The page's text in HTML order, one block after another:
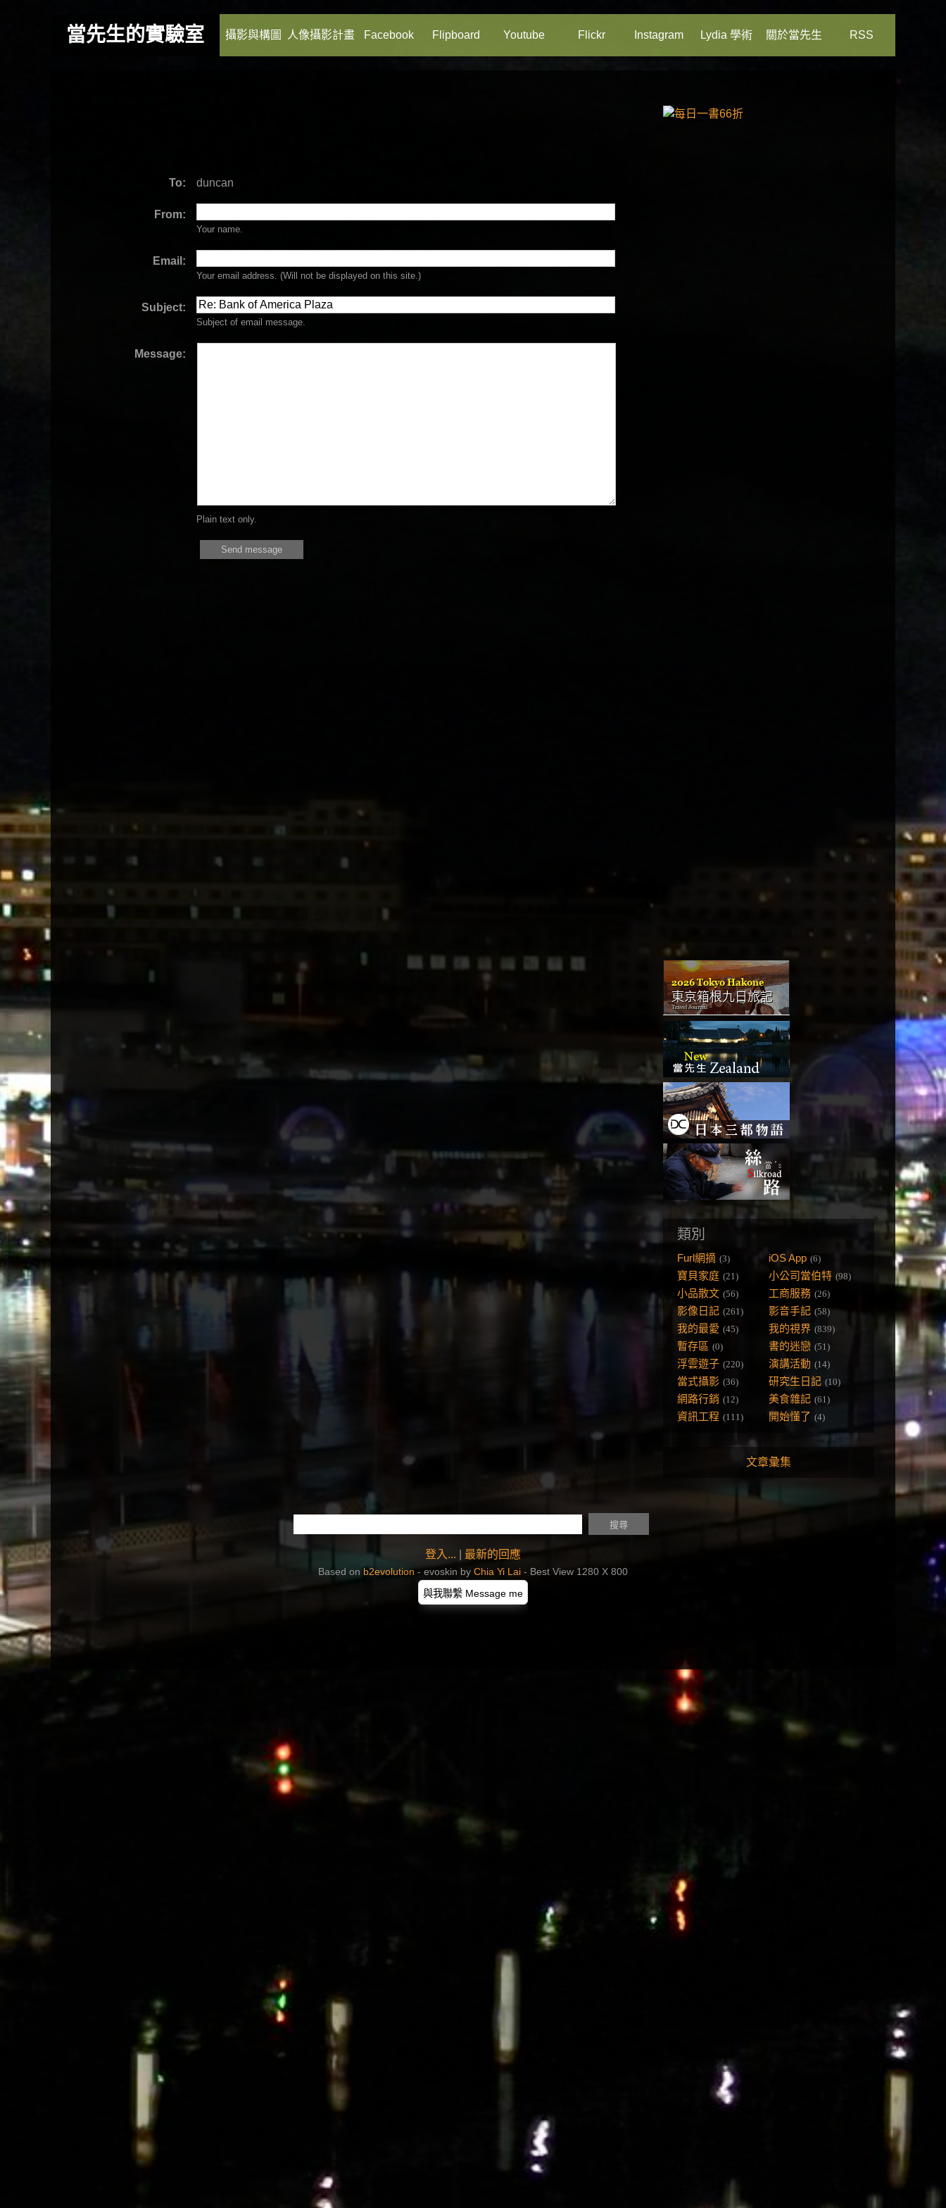
當先生的實驗室 攝影與構圖 人像攝影計畫 Facebook Flipboard Youtube Flickr Instagram Lydia 學術 關於當先生 RSS
To: duncan
From:
Your name.
Email:
Your email address. (Will not be displayed on this site.)
Subject:
Subject of email message.
Message:
Plain text only.
類別
Furl網摘 (3) iOS App (6)
寶貝家庭 (21) 小公司當伯特 (98)
小品散文 (56) 工商服務 (26)
影像日記 (261) 影音手記 (58)
我的最愛 (45) 我的視界 (839)
暫存區 (0) 書的迷戀 (51)
浮雲遊子 (220) 演講活動 (14)
當式攝影 (36) 研究生日記 (10)
網路行銷 (12) 美食雜記 (61)
資訊工程 (111) 開始懂了 (4)
文章彙集
登入... 最新的回應
Based on b2evolution - evoskin by Chia Yi Lai - Best View 1280 X 800
與我聯繫 Message me